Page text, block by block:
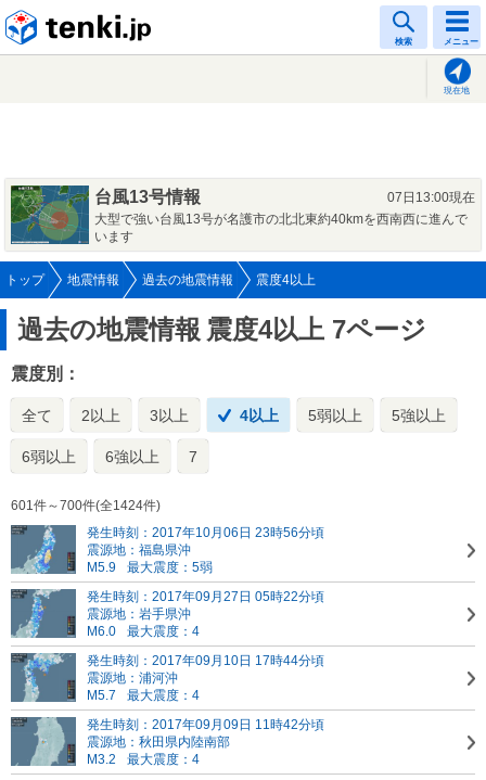
検索 メニュー
現在地
台風13号情報
07日13:00現在
大型で強い台風13号が名護市の北北東約40kmを西南西に進んで
います
トップ 地震情報 過去の地震情報 震度4以上
過去の地震情報 震度4以上 7ページ
震度別：
全て 2以上 3以上 4以上 5弱以上 5強以上
6弱以上 6強以上 7
601件～700件(全1424件)
発生時刻：2017年10月06日 23時56分頃
震源地：福島県沖
M5.9
最大震度：5弱
発生時刻：2017年09月27日 05時22分頃
震源地：岩手県沖
M6.0
最大震度：4
発生時刻：2017年09月10日 17時44分頃
震源地：浦河沖
M5.7
最大震度：4
発生時刻：2017年09月09日 11時42分頃
震源地：秋田県内陸南部
M3.2
最大震度：4